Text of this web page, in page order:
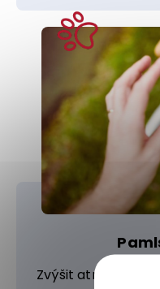
Zvýšit atraktivitu